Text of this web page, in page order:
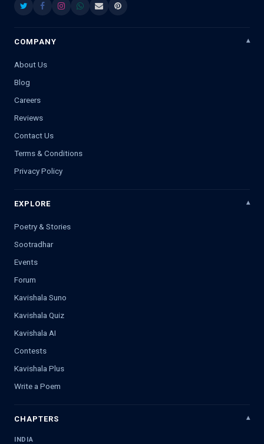
COMPANY
About Us
Blog
Careers
Reviews
Contact Us
Terms & Conditions
Privacy Policy
EXPLORE
Poetry & Stories
Sootradhar
Events
Forum
Kavishala Suno
Kavishala Quiz
Kavishala AI
Contests
Kavishala Plus
Write a Poem
CHAPTERS
INDIA